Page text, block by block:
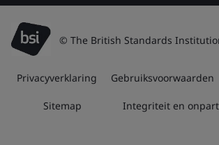
© The British Standards
Privacyverklaring Gebruiksvoorwaarden
Sitemap Integriteit en